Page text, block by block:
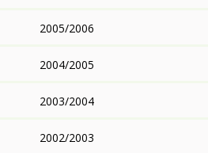
2005/2006
2004/2005
2003/2004
2002/2003